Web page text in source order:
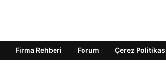
Firma Rehberi Forum Çerez Politikası